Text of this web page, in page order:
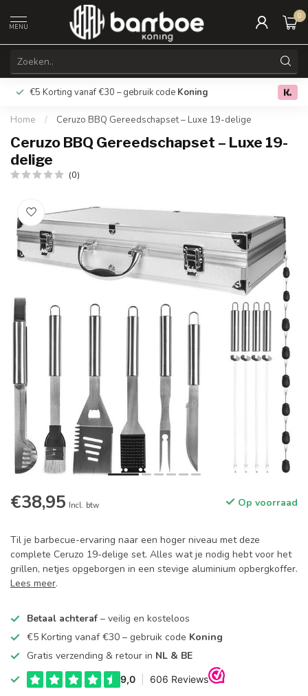
MENU
0
€5 Korting vanaf €30 – gebruik code Koning Gratis
Home / Ceruzo BBQ Gereedschapset – Luxe 19-delige
Ceruzo BBQ Gereedschapset – Luxe 19-
delige
(0)
€38,95 Incl. btw Op voorraad
Til je barbecue-ervaring naar een hoger niveau met deze
complete Ceruzo 19-delige set. Alles wat je nodig hebt voor het
grillen, netjes opgeborgen in een stevige aluminium opbergkoffer.
Lees meer.
Betaal achteraf – veilig en kosteloos
€5 Korting vanaf €30 – gebruik code Koning
Gratis verzending & retour in NL & BE